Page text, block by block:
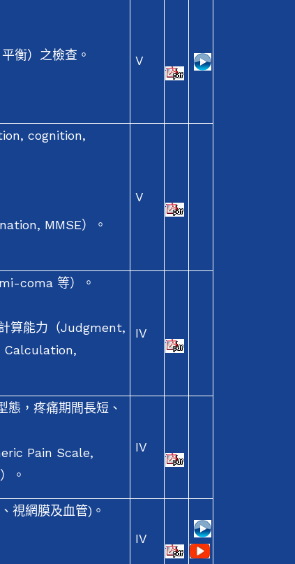
衡）之檢查。
V
cognition,
MMSE）。
V
coma 等）。
算能力（Judgment,
Calculation,
IV
態，疼痛期間長短、
Pain Scale,
。
IV
視網膜及血管)。
IV